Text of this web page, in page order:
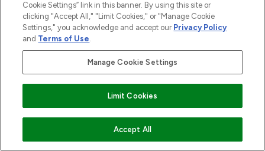
ZUM WARENKORB HINZUFÜGEN
Cookie Settings” link in this banner. By using this site or
clicking "Accept All," "Limit Cookies," or "Manage Cookie
Settings," you acknowledge and accept our Privacy Policy
and Terms of Use.
Manage Cookie Settings
Limit Cookies
Accept All